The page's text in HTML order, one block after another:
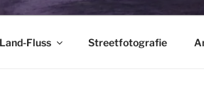
Fluss Streetfotografie